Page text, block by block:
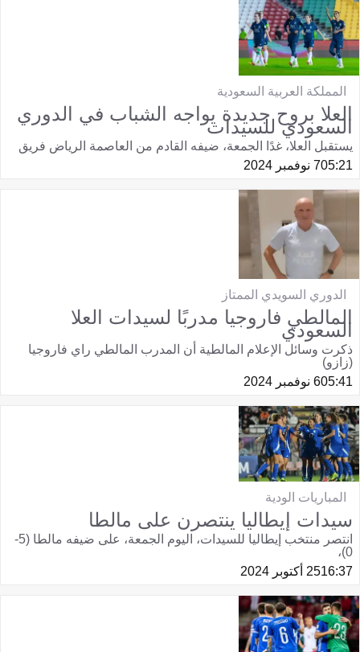
المملكة العربية السعودية
العلا بروح جديدة يواجه الشباب في الدوري
السعودي للسيدات
يستقبل العلا، غدًا الجمعة، ضيفه القادم من العاصمة الرياض فريق
05:217 نوفمبر 2024
الدوري السويدي الممتاز
المالطي فاروجيا مدربًا لسيدات العلا
السعودي
ذكرت وسائل الإعلام المالطية أن المدرب المالطي راي فاروجيا
(زازو)
05:416 نوفمبر 2024
المباريات الودية
سيدات إيطاليا ينتصرن على مالطا
انتصر منتخب إيطاليا للسيدات، اليوم الجمعة، على ضيفه مالطا (5-
0)،
16:3725 أكتوبر 2024